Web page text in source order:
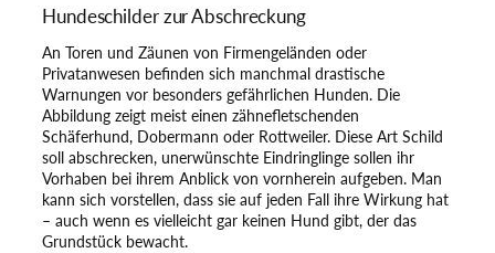
Hundeschilder zur Abschreckung
An Toren und Zäunen von Firmengeländen oder
Privatanwesen befinden sich manchmal drastische
Warnungen vor besonders gefährlichen Hunden. Die
Abbildung zeigt meist einen zähnefletschenden
Schäferhund, Dobermann oder Rottweiler. Diese Art Schild
soll abschrecken, unerwünschte Eindringlinge sollen ihr
Vorhaben bei ihrem Anblick von vornherein aufgeben. Man
kann sich vorstellen, dass sie auf jeden Fall ihre Wirkung hat
– auch wenn es vielleicht gar keinen Hund gibt, der das
Grundstück bewacht.